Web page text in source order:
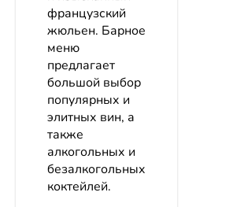
французский
жюльен. Барное
меню
предлагает
большой выбор
популярных и
элитных вин, а
также
алкогольных и
безалкогольных
коктейлей.